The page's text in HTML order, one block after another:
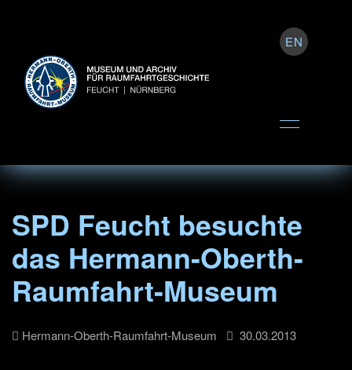
EN
SPD Feucht besuchte
das Hermann-Oberth-
Raumfahrt-Museum
Hermann-Oberth-Raumfahrt-Museum 30.03.2013